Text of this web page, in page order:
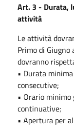
Art. 3 - Durata,
attività
Le attività
Primo di
dovranno
• Durata
consecutive;
• Orario
continuative;
• Apertura per